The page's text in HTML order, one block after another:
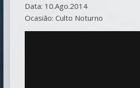
Data: 10.Ago.2014
Ocasião: Culto Noturno